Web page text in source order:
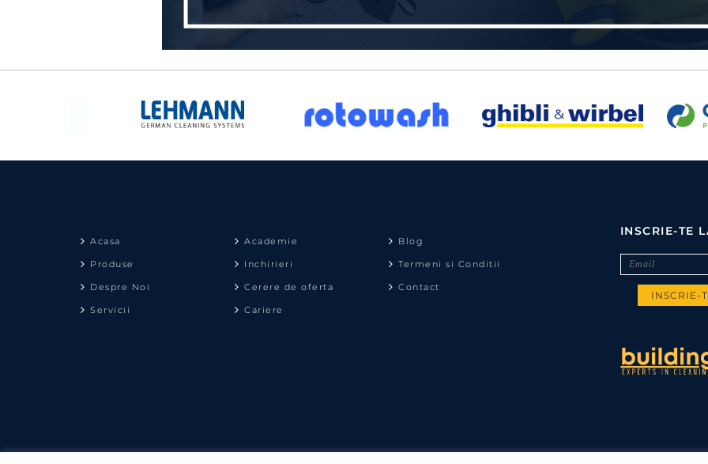
Acasa
Produse
Despre Noi
Servicii
Academie
Inchirieri
Cerere de oferta
Cariere
Blog
Termeni si Conditii
Contact
INSCRIE-TE